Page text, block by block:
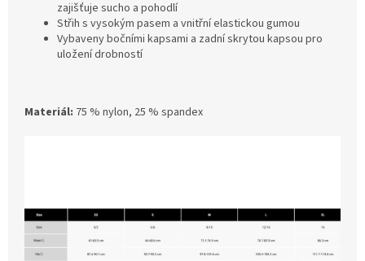
zajišťuje sucho a pohodlí
Střih s vysokým pasem a vnitřní elastickou gumou
Vybaveny bočními kapsami a zadní skrytou kapsou pro
uložení drobností
Materiál: 75 % nylon, 25 % spandex